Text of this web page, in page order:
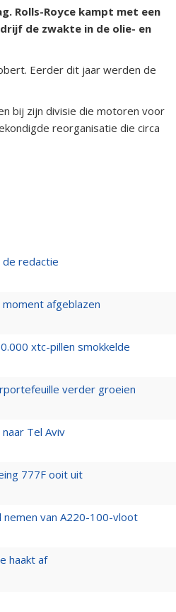
Rolls-Royce kampt met een
de zwakte in de olie- en
Eerder dit jaar werden de
bij zijn divisie die motoren voor
reorganisatie die circa
de redactie
afgeblazen
xtc-pillen smokkelde
verder groeien
Tel Aviv
777F ooit uit
nemen van A220-100-vloot
haakt af